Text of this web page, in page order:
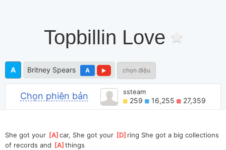
Topbillin Love
A Britney Spears A chọn điệu
Chọn phiên bản ssteam
259 16,255 27,359
She got your [A ]
car, She got your [D ]ring She got a big collections
of records and [A ]things